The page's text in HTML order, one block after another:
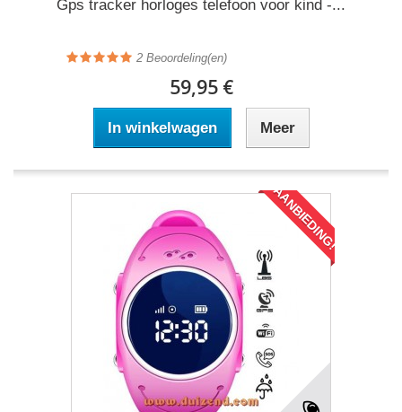
Gps tracker horloges telefoon voor kind -...
2 Beoordeling(en)
59,95 €
In winkelwagen Meer
AANBIEDING!